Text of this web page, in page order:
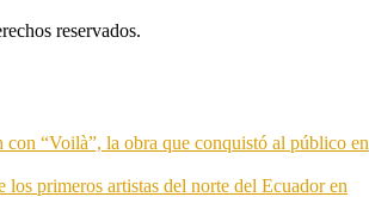
reservados.
“Voilà”, la obra que conquistó al público en
primeros artistas del norte del Ecuador en